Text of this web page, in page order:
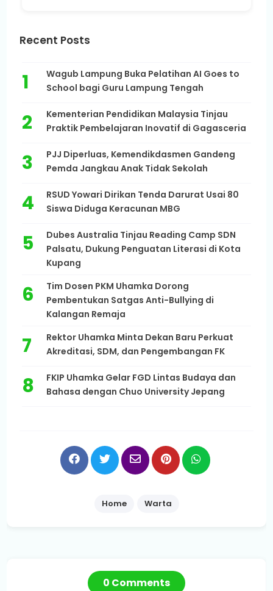
Recent Posts
Wagub Lampung Buka Pelatihan AI Goes to
School bagi Guru Lampung Tengah
Kementerian Pendidikan Malaysia Tinjau
Praktik Pembelajaran Inovatif di Gagasceria
PJJ Diperluas, Kemendikdasmen Gandeng
Pemda Jangkau Anak Tidak Sekolah
RSUD Yowari Dirikan Tenda Darurat Usai 80
Siswa Diduga Keracunan MBG
Dubes Australia Tinjau Reading Camp SDN
Palsatu, Dukung Penguatan Literasi di Kota
Kupang
Tim Dosen PKM Uhamka Dorong
Pembentukan Satgas Anti-Bullying di
Kalangan Remaja
Rektor Uhamka Minta Dekan Baru Perkuat
Akreditasi, SDM, dan Pengembangan FK
FKIP Uhamka Gelar FGD Lintas Budaya dan
Bahasa dengan Chuo University Jepang
Home Warta
0 Comments